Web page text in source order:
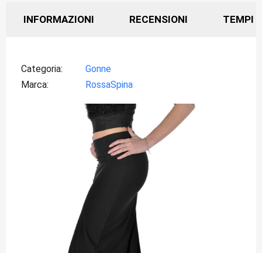
INFORMAZIONI RECENSIONI TEMPI
Categoria
Gonne
Marca
RossaSpina